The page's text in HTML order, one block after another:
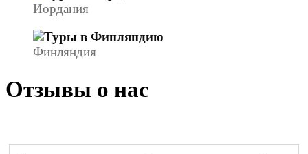
Иордания
Финляндия
Отзывы о нас